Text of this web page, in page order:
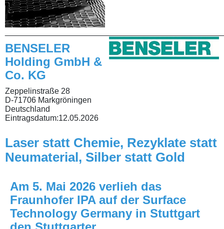
BENSELER
Holding GmbH &
Co. KG
Zeppelinstraße 28
D-71706 Markgröningen
Deutschland
Eintragsdatum:12.05.2026
Laser statt Chemie, Rezyklate statt
Neumaterial, Silber statt Gold
Am 5. Mai 2026 verlieh das
Fraunhofer IPA auf der Surface
Technology Germany in Stuttgart